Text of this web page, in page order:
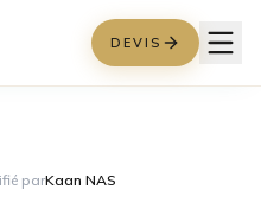
DEVIS
parKaan NAS